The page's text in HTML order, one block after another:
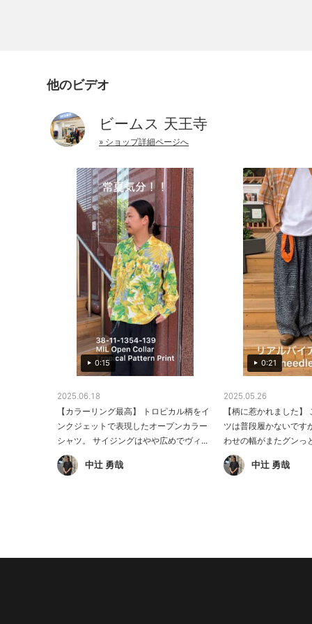
他のビデオ
ビームス 天王寺
» ショップ詳細ページへ
0:15
2025.06.18
【カラーリング最高】 トロピカル柄をイ
ンクジェットで表現したオープンカラー
シャツ。 サイジングはやや広めでヴィ...
中辻 勇哉
0:21
2025.05.26
【柄に惹かれました
ツは普段履かないです
わせの幅がまたグンっ
中辻 勇哉